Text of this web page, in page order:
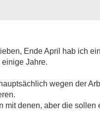
Ende April hab ich
Jahre.
wegen der
mit denen, aber die